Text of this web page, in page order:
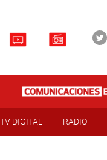
TV DIGITAL RADIO